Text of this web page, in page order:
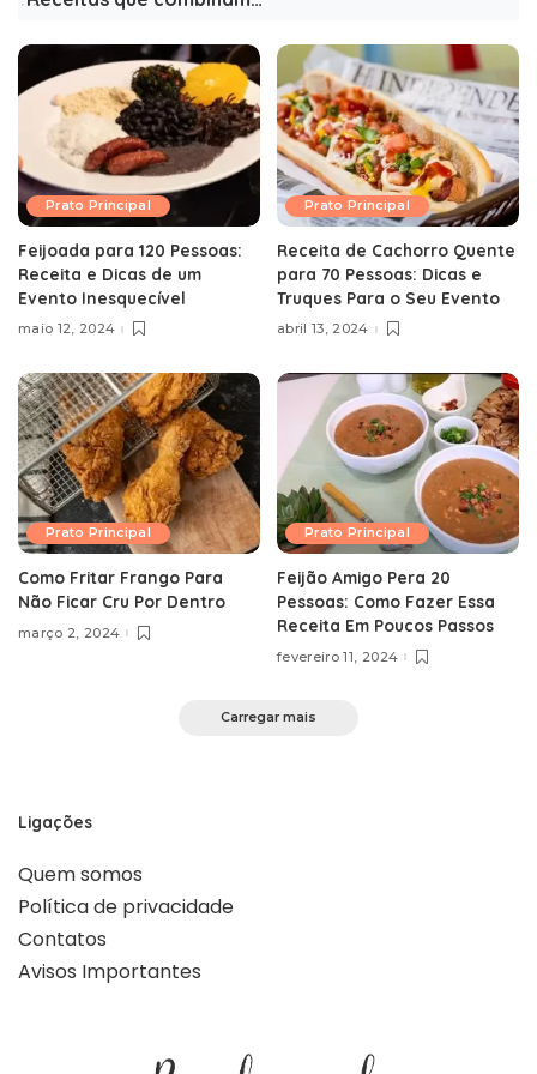
Prato Principal
Feijoada para 120 Pessoas:
Receita e Dicas de um
Evento Inesquecível
maio 12, 2024
Prato Principal
Receita de Cachorro Quente
para 70 Pessoas: Dicas e
Truques Para o Seu Evento
abril 13, 2024
Prato Principal
Como Fritar Frango Para
Não Ficar Cru Por Dentro
março 2, 2024
Prato Principal
Feijão Amigo Pera 20
Pessoas: Como Fazer Essa
Receita Em Poucos Passos
fevereiro 11, 2024
Carregar mais
Ligações
Quem somos
Política de privacidade
Contatos
Avisos Importantes